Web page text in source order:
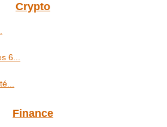
Crypto
6...
Finance